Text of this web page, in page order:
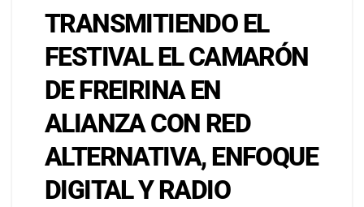
TRANSMITIENDO EL
FESTIVAL EL CAMARÓN
DE FREIRINA EN
ALIANZA CON RED
ALTERNATIVA, ENFOQUE
DIGITAL Y RADIO